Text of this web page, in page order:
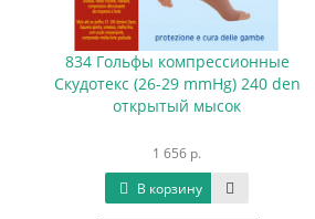
834 Гольфы компрессионные
Скудотекс (26-29 mmHg) 240 den
открытый мысок
1 656 р.
В корзину